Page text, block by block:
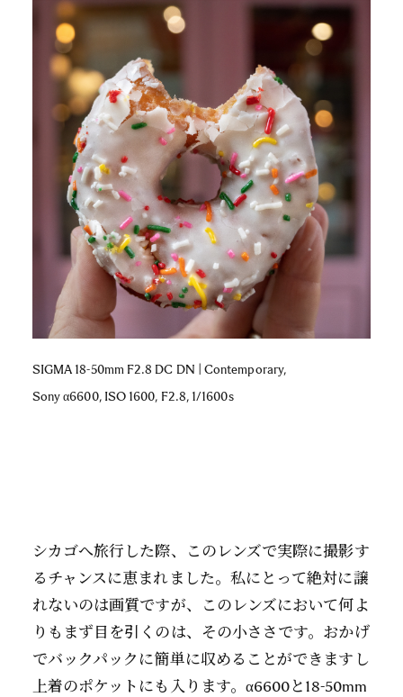
SIGMA 18-50mm F2.8 DC DN | Contemporary,
Sony α6600, ISO 1600, F2.8, 1/1600s
シカゴへ旅行した際、このレンズで実際に撮影す
るチャンスに恵まれました。私にとって絶対に譲
れないのは画質ですが、このレンズにおいて何よ
りもまず目を引くのは、その小ささです。おかげ
でバックパックに簡単に収めることができますし
上着のポケットにも入ります。α6600と18-50mm